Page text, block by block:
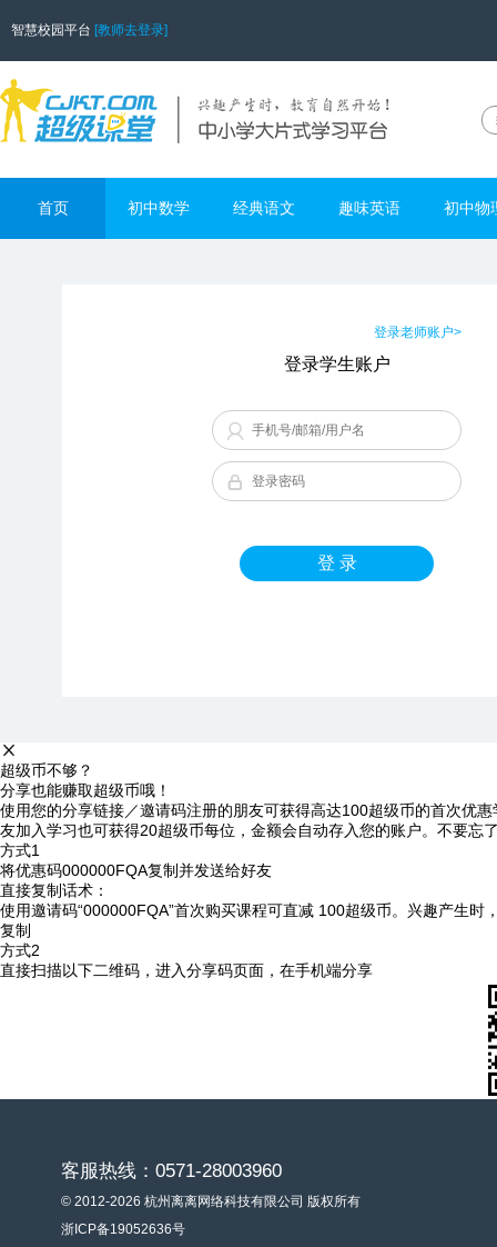
智慧校园平台 [教师去登录]
首页 初中数学 经典语文 趣味英语 初中物
登录老师账户>
登录学生账户
登 录
超级币不够？
分享也能赚取超级币哦！
使用您的分享链接／邀请码注册的朋友可获得高达100超级币的首次优
友加入学习也可获得20超级币每位，金额会自动存入您的账户。不要忘
方式1
将优惠码000000FQA复制并发送给好友
直接复制话术：
使用邀请码“000000FQA”首次购买课程可直减 100超级币。兴趣产生时
复制
方式2
直接扫描以下二维码，进入分享码页面，在手机端分享
客服热线：0571-28003960
© 2012-2026 杭州离离网络科技有限公司 版权所有
浙ICP备19052636号